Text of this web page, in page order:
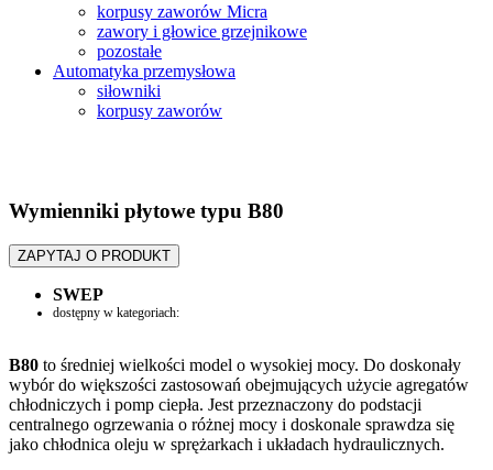
korpusy zaworów Micra
zawory i głowice grzejnikowe
pozostałe
Automatyka przemysłowa
siłowniki
korpusy zaworów
Wymienniki płytowe typu B80
ZAPYTAJ O PRODUKT
SWEP
dostępny w kategoriach:
B80 to średniej wielkości model o wysokiej mocy. Do doskonały
wybór do większości zastosowań obejmujących użycie agregatów
chłodniczych i pomp ciepła. Jest przeznaczony do podstacji
centralnego ogrzewania o różnej mocy i doskonale sprawdza się
jako chłodnica oleju w sprężarkach i układach hydraulicznych.